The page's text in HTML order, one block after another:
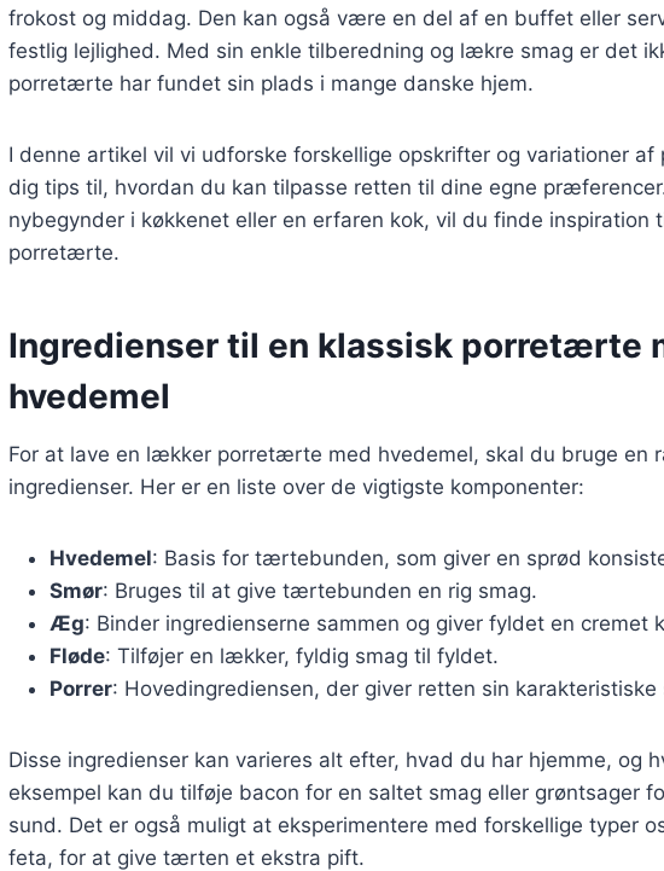
frokost og middag. Den kan også være en del af en buffet eller
festlig lejlighed. Med sin enkle tilberedning og lækre smag er det
porretærte har fundet sin plads i mange danske hjem.
I denne artikel vil vi udforske forskellige opskrifter og variationer
dig tips til, hvordan du kan tilpasse retten til dine egne
nybegynder i køkkenet eller en erfaren kok, vil du finde inspiration
porretærte.
Ingredienser til en klassisk porretærte
hvedemel
For at lave en lækker porretærte med hvedemel, skal du bruge en
ingredienser. Her er en liste over de vigtigste komponenter:
Hvedemel: Basis for tærtebunden, som giver en sprød
Smør: Bruges til at give tærtebunden en rig smag.
Æg: Binder ingredienserne sammen og giver fyldet en cremet
Fløde: Tilføjer en lækker, fyldig smag til fyldet.
Porrer: Hovedingrediensen, der giver retten sin karakteristiske
Disse ingredienser kan varieres alt efter, hvad du har hjemme, og
eksempel kan du tilføje bacon for en saltet smag eller grøntsager
sund. Det er også muligt at eksperimentere med forskellige typer
feta, for at give tærten et ekstra pift.